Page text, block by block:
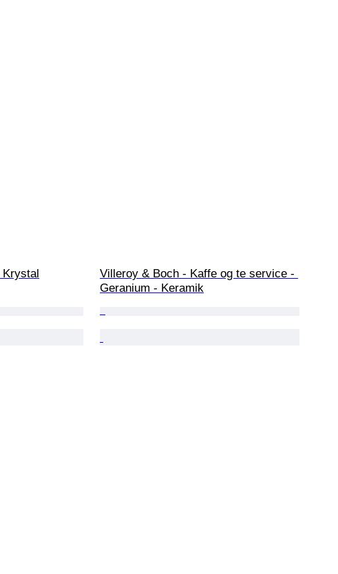
Villeroy & Boch - Kaffe og te service -
Geranium - Keramik